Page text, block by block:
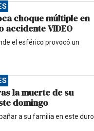
choque múltiple en
VIDEO
el esférico provocó un
la muerte de su
domingo
a su familia en este duro